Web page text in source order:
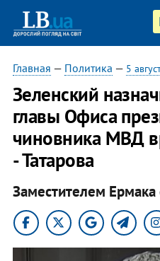
Главная — Политика — 5
Зеленский
главы Офиса
чиновника МВД
- Татарова
Заместителем Ермака